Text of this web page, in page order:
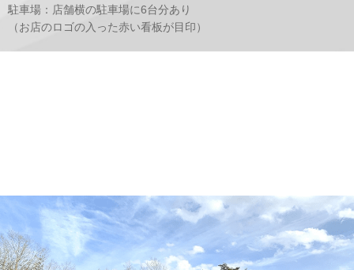
駐車場：店舗横の駐車場に6台分あり
（お店のロゴの入った赤い看板が目印）